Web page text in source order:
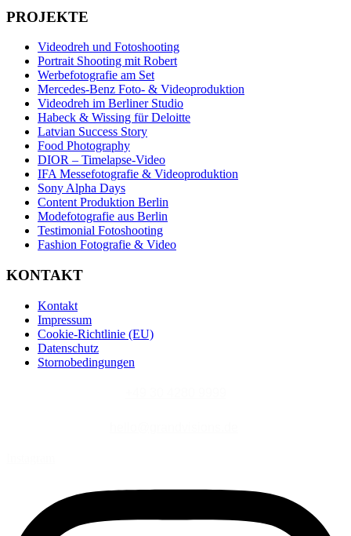
PROJEKTE
Videodreh und Fotoshooting
Portrait Shooting mit Robert
Werbefotografie am Set
Mercedes-Benz Foto- & Videoproduktion
Videodreh im Berliner Studio
Habeck & Wissing für Deloitte
Latvian Success Story
Food Photography
DIOR – Timelapse-Video
IFA Messefotografie & Videoproduktion
Sony Alpha Days
Content Produktion Berlin
Modefotografie aus Berlin
Testimonial Fotoshooting
Fashion Fotografie & Video
KONTAKT
Kontakt
Impressum
Cookie-Richtlinie (EU)
Datenschutz
Stornobedingungen